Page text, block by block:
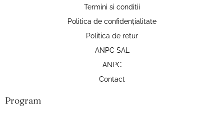
Termini si conditii
Politica de confidențialitate
Politica de retur
ANPC SAL
ANPC
Contact
Program